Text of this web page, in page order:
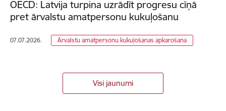
OECD: Latvija turpina uzrādīt progresu cīņā
pret ārvalstu amatpersonu kukuļošanu
07.07.2026. Ārvalstu amatpersonu kukuļošanas apkarošana
Visi jaunumi